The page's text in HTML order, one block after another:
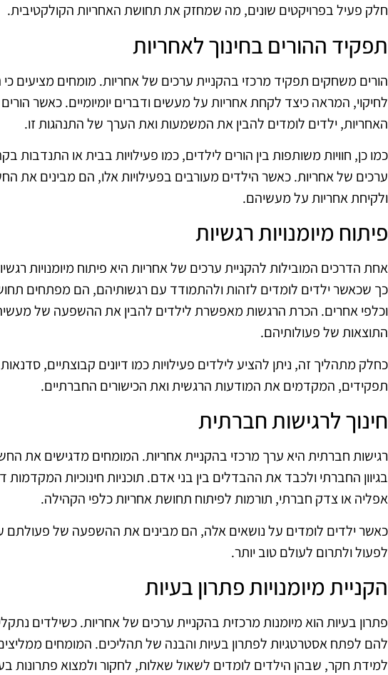
חלק פעיל בפרויקטים שונים, מה שמחזק את תחושת האחריות הקולקטיבית.
תפקיד ההורים בחינוך לאחריות
הורים משחקים תפקיד מרכזי בהקניית ערכים של אחריות. מומחים מציעים כי
לחיקוי, המראה כיצד לקחת אחריות על מעשים ודברים יומיומיים. כאשר
האחריות, ילדים לומדים להבין את המשמעות ואת הערך של התנהגות זו.
כמו כן, חוויות משותפות בין הורים לילדים, כמו פעילויות בבית או התנדבות
ערכים של אחריות. כאשר הילדים מעורבים בפעילויות אלו, הם מבינים את
ולקיחת אחריות על מעשיהם.
פיתוח מיומנויות רגשיות
אחת הדרכים המובילות להקניית ערכים של אחריות היא פיתוח מיומנויות
כך שכאשר ילדים לומדים לזהות ולהתמודד עם רגשותיהם, הם מפתחים
וכלפי אחרים. הכרת הרגשות מאפשרת לילדים להבין את ההשפעה של
התוצאות של פעולותיהם.
כחלק מתהליך זה, ניתן להציע לילדים פעילויות כמו דיונים קבוצתיים,
תפקידים, המקדמים את המודעות הרגשית ואת הכישורים החברתיים.
חינוך לרגישות חברתית
רגישות חברתית היא ערך מרכזי בהקניית אחריות. המומחים מדגישים את
בגיוון החברתי ולכבד את ההבדלים בין בני אדם. תוכניות חינוכיות המקדמות
אפליה או צדק חברתי, תורמות לפיתוח תחושת אחריות כלפי הקהילה.
כאשר ילדים לומדים על נושאים אלה, הם מבינים את ההשפעה של פעולתם
לפעול ולתרום לעולם טוב יותר.
הקניית מיומנויות פתרון בעיות
פתרון בעיות הוא מיומנות מרכזית בהקניית ערכים של אחריות. כשילדים
להם לפתח אסטרטגיות לפתרון בעיות והבנה של תהליכים. המומחים ממליצים
למידת חקר, שבהן הילדים לומדים לשאול שאלות, לחקור ולמצוא פתרונות